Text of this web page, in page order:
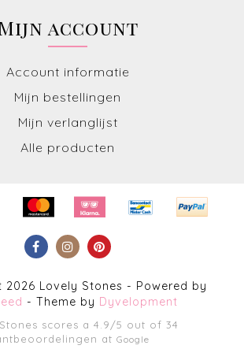
account
Account informatie
Mijn bestellingen
Mijn verlanglijst
Alle producten
Lovely Stones - Powered by
- Theme by Dyvelopment
scores a 4.9/5 out of 34
at Google